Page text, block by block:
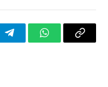
TelegramWhatsApp